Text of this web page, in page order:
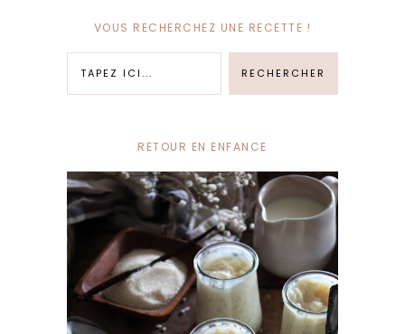
VOUS RECHERCHEZ UNE RECETTE !
RETOUR EN ENFANCE